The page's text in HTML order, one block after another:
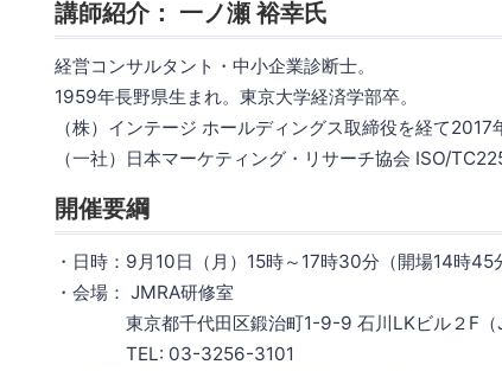
講師紹介： 一ノ瀬 裕幸氏
経営コンサルタント・中小企業診断士。
1959年長野県生まれ。東京大学経済学部卒。
（株）インテージ ホールディングス取締役を経て2017
（一社）日本マーケティング・リサーチ協会 ISO/
開催要綱
・日時：9月10日（月）15時～17時30分（開場14時45
・会場： JMRA研修室
東京都千代田区鍛治町1-9-9 石川LKビル２F（JR
TEL: 03-3256-3101